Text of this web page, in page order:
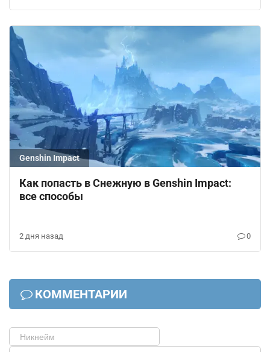
Genshin Impact
Как попасть в Снежную в Genshin Impact:
все способы
2 дня назад 0
КОММЕНТАРИИ